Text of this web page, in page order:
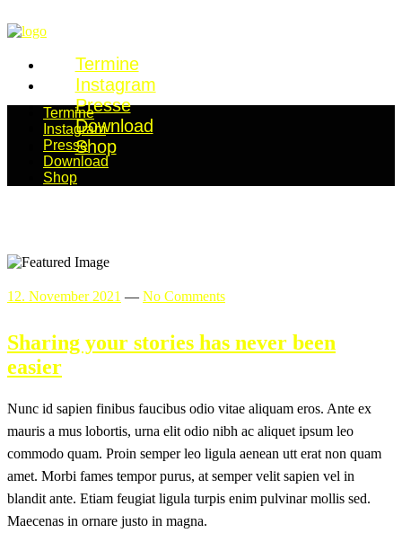
Termine
Instagram
Presse
Download
Shop
Termine
Instagram
Presse
Download
Shop
12. November 2021 — No Comments
Sharing your stories has never been
easier
Nunc id sapien finibus faucibus odio vitae aliquam eros. Ante ex
mauris a mus lobortis, urna elit odio nibh ac aliquet ipsum leo
commodo quam. Proin semper leo ligula aenean utt erat non quam
amet. Morbi fames tempor purus, at semper velit sapien vel in
blandit ante. Etiam feugiat ligula turpis enim pulvinar mollis sed.
Maecenas in ornare justo in magna.